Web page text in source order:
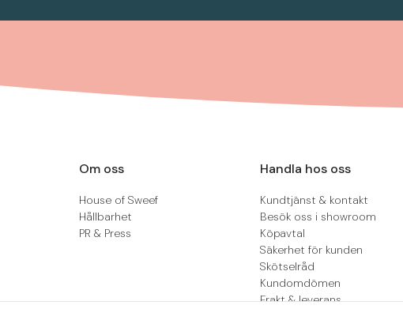
Om oss
House of Sweef
Hållbarhet
PR & Press
Handla hos oss
Kundtjänst & kontakt
Besök oss i showroom
Köpavtal
Säkerhet för kunden
Skötselråd
Kundomdömen
Frakt & leverans